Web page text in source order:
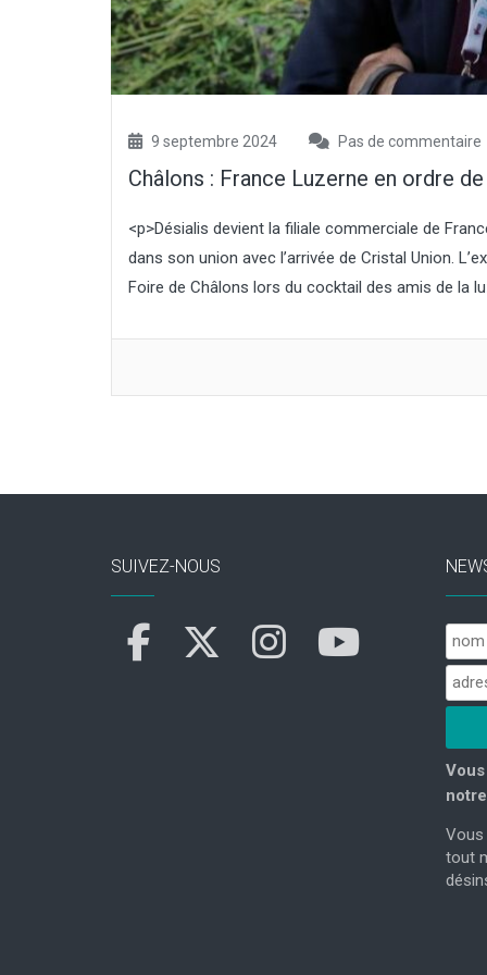
9 septembre 2024 Pas de commentaire
Châlons : France Luzerne en ordre
<p>Désialis devient la filiale commerciale de
dans son union avec l’arrivée de Cristal Union.
Foire de Châlons lors du cocktail des amis de la
SUIVEZ-NOUS
Vous
tout